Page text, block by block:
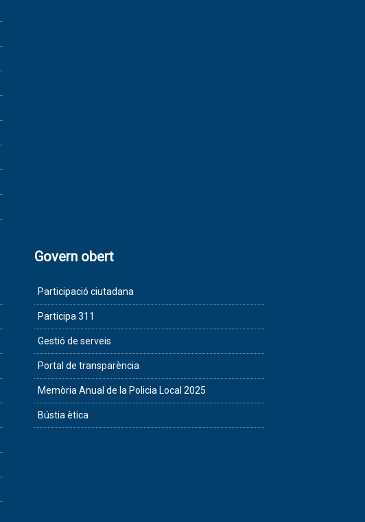
Govern obert
Participació ciutadana
Participa 311
Gestió de serveis
Portal de transparència
Memòria Anual de la Policia Local 2025
Bústia ètica